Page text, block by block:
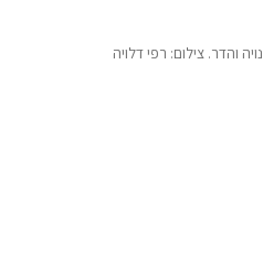
נויה והדר. צילום: רפי דלויה